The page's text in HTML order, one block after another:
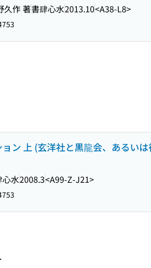
久作 著書肆心水2013.10<A38-L8>
ン 上 (玄洋社と黒龍会、あるい
心水2008.3<A99-Z-J21>